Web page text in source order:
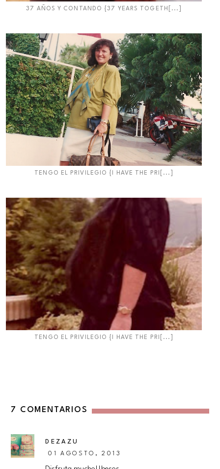
37 AÑOS Y CONTANDO {37 YEARS TOGETH[...]
TENGO EL PRIVILEGIO {I HAVE THE PRI[...]
TENGO EL PRIVILEGIO {I HAVE THE PRI[...]
7 COMENTARIOS
DEZAZU
01 AGOSTO, 2013